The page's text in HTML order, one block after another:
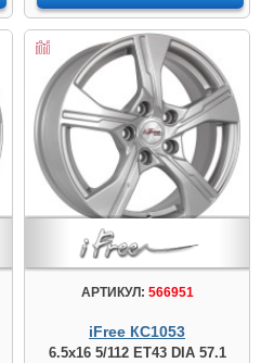
АРТИКУЛ: 566951
iFree КС1053
6.5x16 5/112 ET43 DIA 57.1